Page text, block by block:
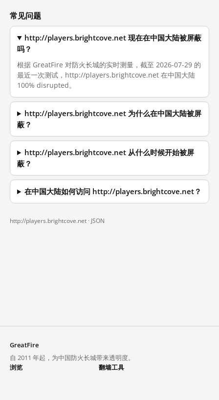
常见问题
http://players.brightcove.net 现在在中国大陆被屏蔽
吗？
根据 GreatFire 对防火长城的实时测量，截至 2026-07-29 的
最近一次测试，http://players.brightcove.net 在中国大陆
100% disrupted。
http://players.brightcove.net 为什么在中国大陆被屏
蔽？
http://players.brightcove.net 从什么时候开始被屏
蔽？
在中国大陆如何访问 http://players.brightcove.net？
http://players.brightcove.net · JSON
GreatFire
自 2011 年起，为中国防火长城带来透明度。
浏览
翻墙工具